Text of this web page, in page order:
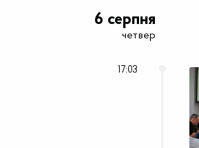
6 серпня
четвер
17:03